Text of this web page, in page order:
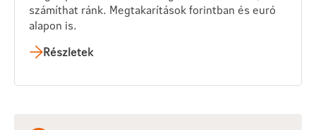
számíthat ránk. Megtakarítások forintban és euró
alapon is.
Részletek